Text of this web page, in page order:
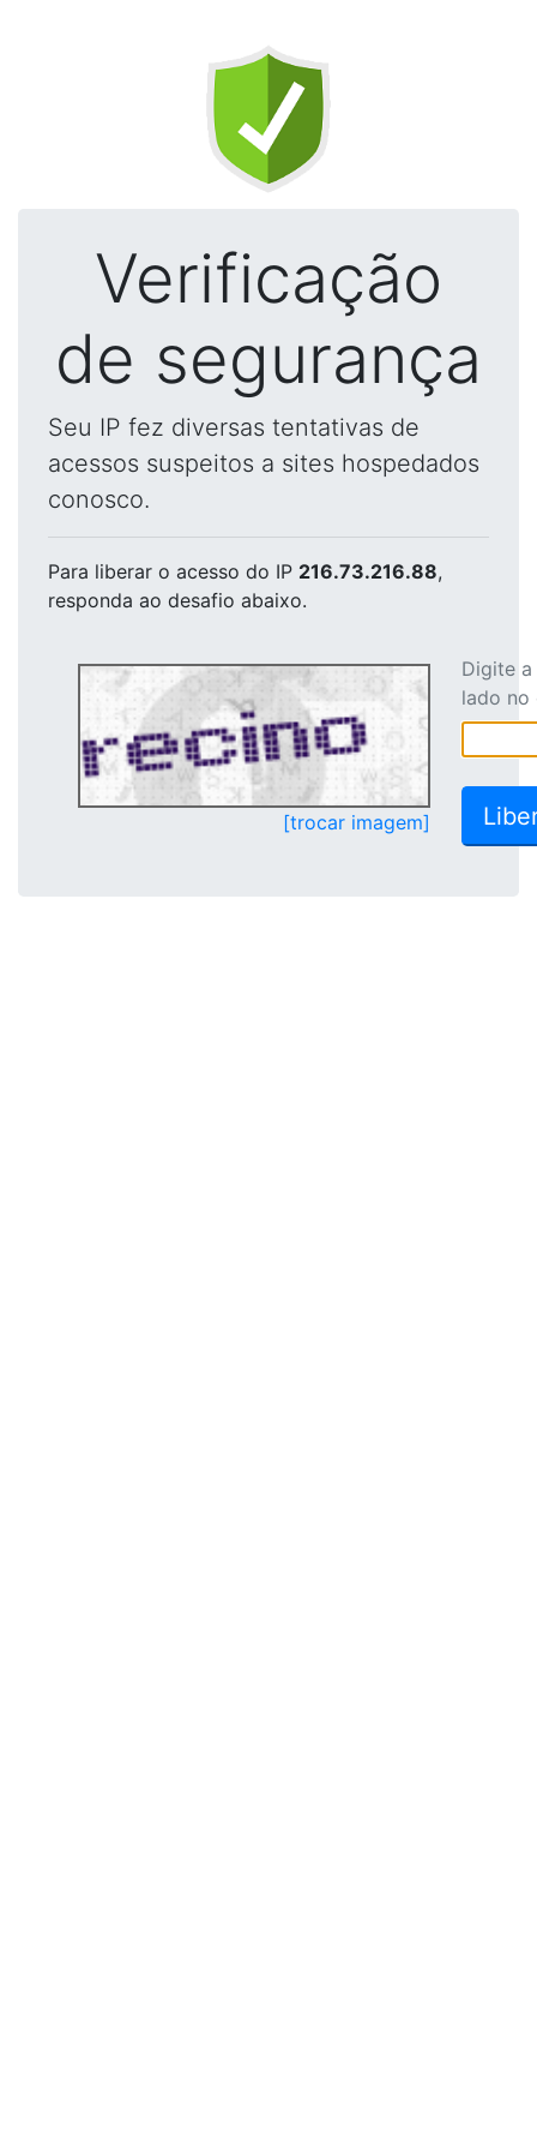
Verificação
de segurança
Seu IP fez diversas tentativas de
acessos suspeitos a sites hospedados
conosco.
Para liberar o acesso do IP 216.73.216.88,
responda ao desafio abaixo.
[trocar imagem]
Digite
lado no